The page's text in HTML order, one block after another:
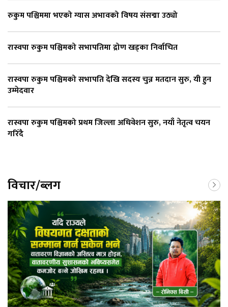
रुकुम पश्चिममा भएको ग्यास अभावको विषय संसद्मा उठ्यो
रास्वपा रुकुम पश्चिमको सभापतिमा द्रोण खड्का निर्वाचित
रास्वपा रुकुम पश्चिमको सभापति देखि सदस्य चुन्न मतदान सुरु, यी हुन
उम्मेदवार
रास्वपा रुकुम पश्चिमको प्रथम जिल्ला अधिवेशन सुरु, नयाँ नेतृत्व चयन
गरिँदै
विचार/ब्लग